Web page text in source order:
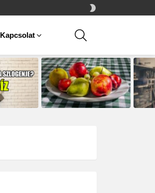
SKIN
Kapcsolat